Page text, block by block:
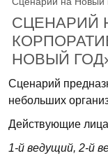
СЦЕНАРИЙ
НОВЫЙ
Сценарий
небольших
Действующие
1-й ведущий, 2-й